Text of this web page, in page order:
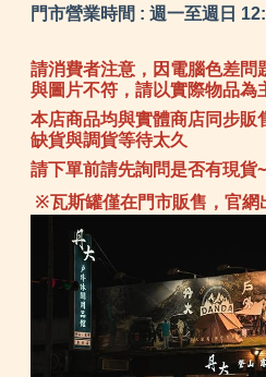
門市營業時間 : 週一至週日
請消費者注意，因電腦色差問
與圖片不符，請以實際物品為
本店商品均與實體商店同步販
缺貨與調貨等待太久
請下單前請先詢問是否有現貨
※瓦斯罐僅在門市販售，官網